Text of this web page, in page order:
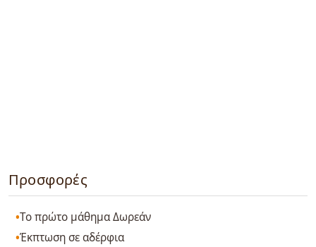
Προσφορές
Το πρώτο μάθημα Δωρεάν
Έκπτωση σε αδέρφια